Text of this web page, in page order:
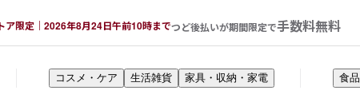
ア限定｜2026年8月24日午前10時までつど後払いが期間限定で手数料無料
コスメ・ケア 生活雑貨 家具・収納・家電 食品